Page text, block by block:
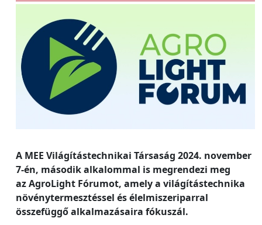
A MEE Világítástechnikai Társaság 2024. november
7-én, második alkalommal is megrendezi meg
az AgroLight Fórumot, amely a világítástechnika
növénytermesztéssel és élelmiszeriparral
összefüggő alkalmazásaira fókuszál.